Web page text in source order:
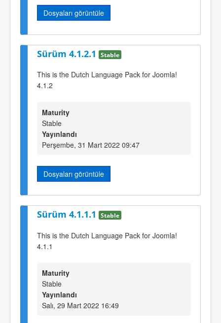
Dosyaları görüntüle
Sürüm 4.1.2.1 Stable
This is the Dutch Language Pack for Joomla!
4.1.2
Maturity
Stable
Yayınlandı
Perşembe, 31 Mart 2022 09:47
Dosyaları görüntüle
Sürüm 4.1.1.1 Stable
This is the Dutch Language Pack for Joomla!
4.1.1
Maturity
Stable
Yayınlandı
Salı, 29 Mart 2022 16:49